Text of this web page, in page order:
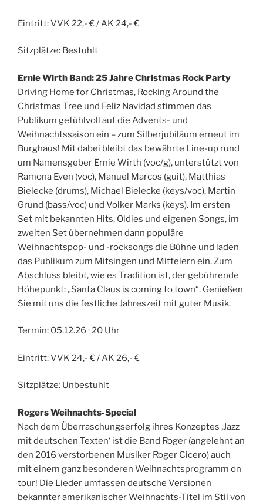
Eintritt: VVK 22,- € / AK 24,- €
Sitzplätze: Bestuhlt
Ernie Wirth Band: 25 Jahre Christmas Rock Party
Driving Home for Christmas, Rocking Around the
Christmas Tree und Feliz Navidad stimmen das
Publikum gefühlvoll auf die Advents- und
Weihnachtssaison ein – zum Silberjubiläum erneut im
Burghaus! Mit dabei bleibt das bewährte Line-up rund
um Namensgeber Ernie Wirth (voc/g), unterstützt von
Ramona Even (voc), Manuel Marcos (guit), Matthias
Bielecke (drums), Michael Bielecke (keys/voc), Martin
Grund (bass/voc) und Volker Marks (keys). Im ersten
Set mit bekannten Hits, Oldies und eigenen Songs, im
zweiten Set übernehmen dann populäre
Weihnachtspop- und -rocksongs die Bühne und laden
das Publikum zum Mitsingen und Mitfeiern ein. Zum
Abschluss bleibt, wie es Tradition ist, der gebührende
Höhepunkt: „Santa Claus is coming to town“. Genießen
Sie mit uns die festliche Jahreszeit mit guter Musik.
Termin: 05.12.26 · 20 Uhr
Eintritt: VVK 24,- € / AK 26,- €
Sitzplätze: Unbestuhlt
Rogers Weihnachts-Special
Nach dem Überraschungserfolg ihres Konzeptes ‚Jazz
mit deutschen Texten‘ ist die Band Roger (angelehnt an
den 2016 verstorbenen Musiker Roger Cicero) auch
mit einem ganz besonderen Weihnachtsprogramm on
tour! Die Lieder umfassen deutsche Versionen
bekannter amerikanischer Weihnachts-Titel im Stil von